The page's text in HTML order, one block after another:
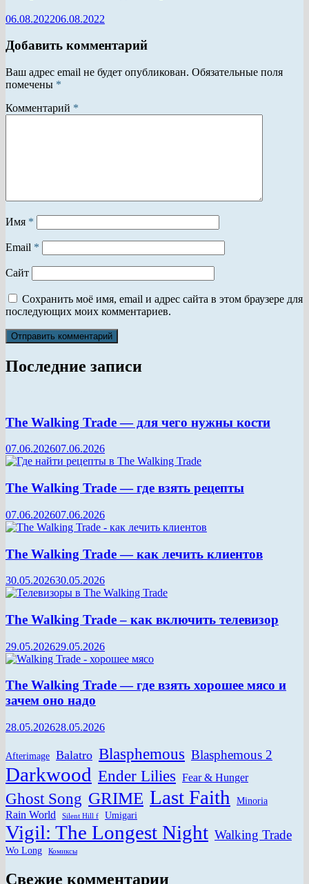
06.08.202206.08.2022
Добавить комментарий
Ваш адрес email не будет опубликован. Обязательные поля
помечены *
Комментарий *
Имя *
Email *
Сайт
Сохранить моё имя, email и адрес сайта в этом браузере для
последующих моих комментариев.
Последние записи
The Walking Trade — для чего нужны кости
07.06.202607.06.2026
The Walking Trade — где взять рецепты
07.06.202607.06.2026
The Walking Trade — как лечить клиентов
30.05.202630.05.2026
The Walking Trade – как включить телевизор
29.05.202629.05.2026
The Walking Trade — где взять хорошее мясо и
зачем оно надо
28.05.202628.05.2026
Afterimage Balatro Blasphemous Blasphemous 2
Darkwood Ender Lilies Fear & Hunger
Ghost Song GRIME Last Faith Minoria
Rain World Silent Hill f Umigari
Vigil: The Longest Night Walking Trade
Wo Long Комиксы
Свежие комментарии